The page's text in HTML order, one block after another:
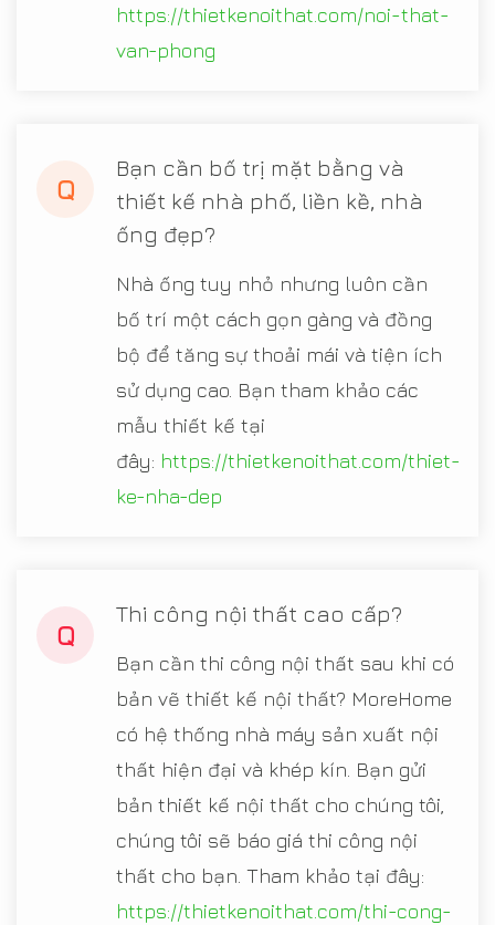
https://thietkenoithat.com/noi-that-
van-phong
Q
Bạn cần bố trị mặt bằng và
thiết kế nhà phố, liền kề, nhà
ống đẹp?
Nhà ống tuy nhỏ nhưng luôn cần
bố trí một cách gọn gàng và đồng
bộ để tăng sự thoải mái và tiện ích
sử dụng cao. Bạn tham khảo các
mẫu thiết kế tại
đây: https://thietkenoithat.com/thiet-
ke-nha-dep
Q
Thi công nội thất cao cấp?
Bạn cần thi công nội thất sau khi có
bản vẽ thiết kế nội thất? MoreHome
có hệ thống nhà máy sản xuất nội
thất hiện đại và khép kín. Bạn gửi
bản thiết kế nội thất cho chúng tôi,
chúng tôi sẽ báo giá thi công nội
thất cho bạn. Tham khảo tại đây:
https://thietkenoithat.com/thi-cong-